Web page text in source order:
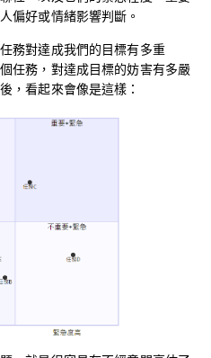
偏好或情緒影響判斷。
務對達成我們的目標有多重
任務，對達成目標的妨害有多嚴
，看起來會像是這樣：